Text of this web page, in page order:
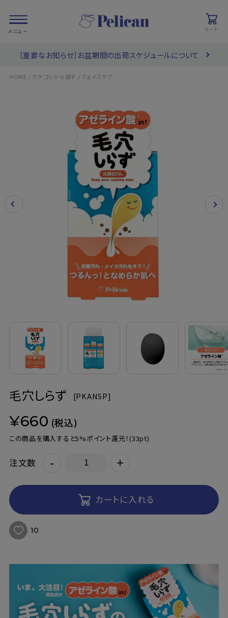
カート
/ 商品を探す
COLLECTIONS/ ブランド一覧
ご利用案内
よくあるご質問
会員登録でお得
NEWS一覧
［重要なお知らせ］お盆期間の出荷スケジュールについて
HOME / カテゴリから探す / フェイスケア
毛穴しらず [PKANSP]
¥660 (税込)
この商品を購入すると5%ポイント還元！ (33pt)
注文数 - +
カートに入れる
10